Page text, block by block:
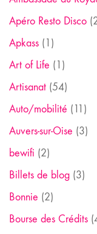
Apéro Resto Disco
Apkass (1)
Art of Life (1)
Artisanat (54)
Auto/mobilité (11)
Auvers-sur-Oise (3)
bewifi (2)
Billets de blog (3)
Bonnie (2)
Bourse des Crédits